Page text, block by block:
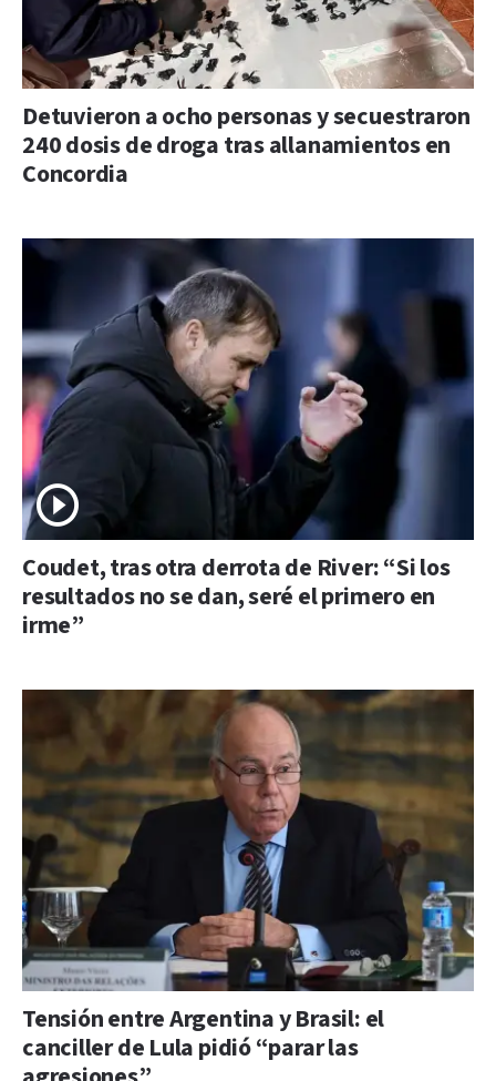
Detuvieron a ocho personas y secuestraron
240 dosis de droga tras allanamientos en
Concordia
Coudet, tras otra derrota de River: “Si los
resultados no se dan, seré el primero en
irme”
Tensión entre Argentina y Brasil: el
canciller de Lula pidió “parar las